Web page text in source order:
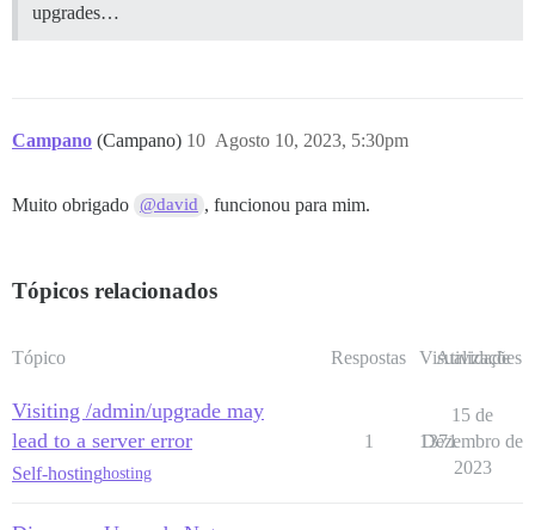
upgrades…
Campano (Campano) Agosto 10, 2023, 5:30pm
10
Muito obrigado @david , funcionou para mim.
Tópicos relacionados
Tópico Respostas Visualizações
Atividade
Visiting /admin/upgrade may
lead to a server error
Self-hostinghosting
1 1371
15 de
Dezembro de
2023